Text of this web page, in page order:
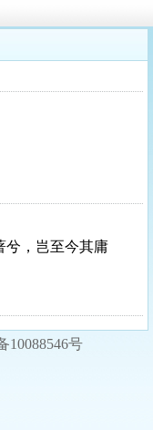
兮，岂至今其庸
10088546号